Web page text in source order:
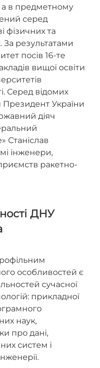
а в предметному
серед
фізичних та
За результатами
посів 16-те
вищої освіти
Серед відомих
України
діяч
Станіслав
інженери,
ракетно-
ДНУ
особливостей є
сучасної
прикладної
наук,
про дані,
систем і